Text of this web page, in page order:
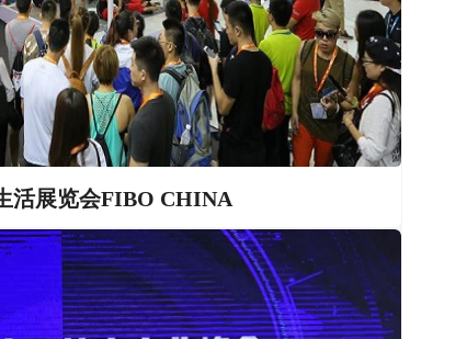
活展览会FIBO CHINA